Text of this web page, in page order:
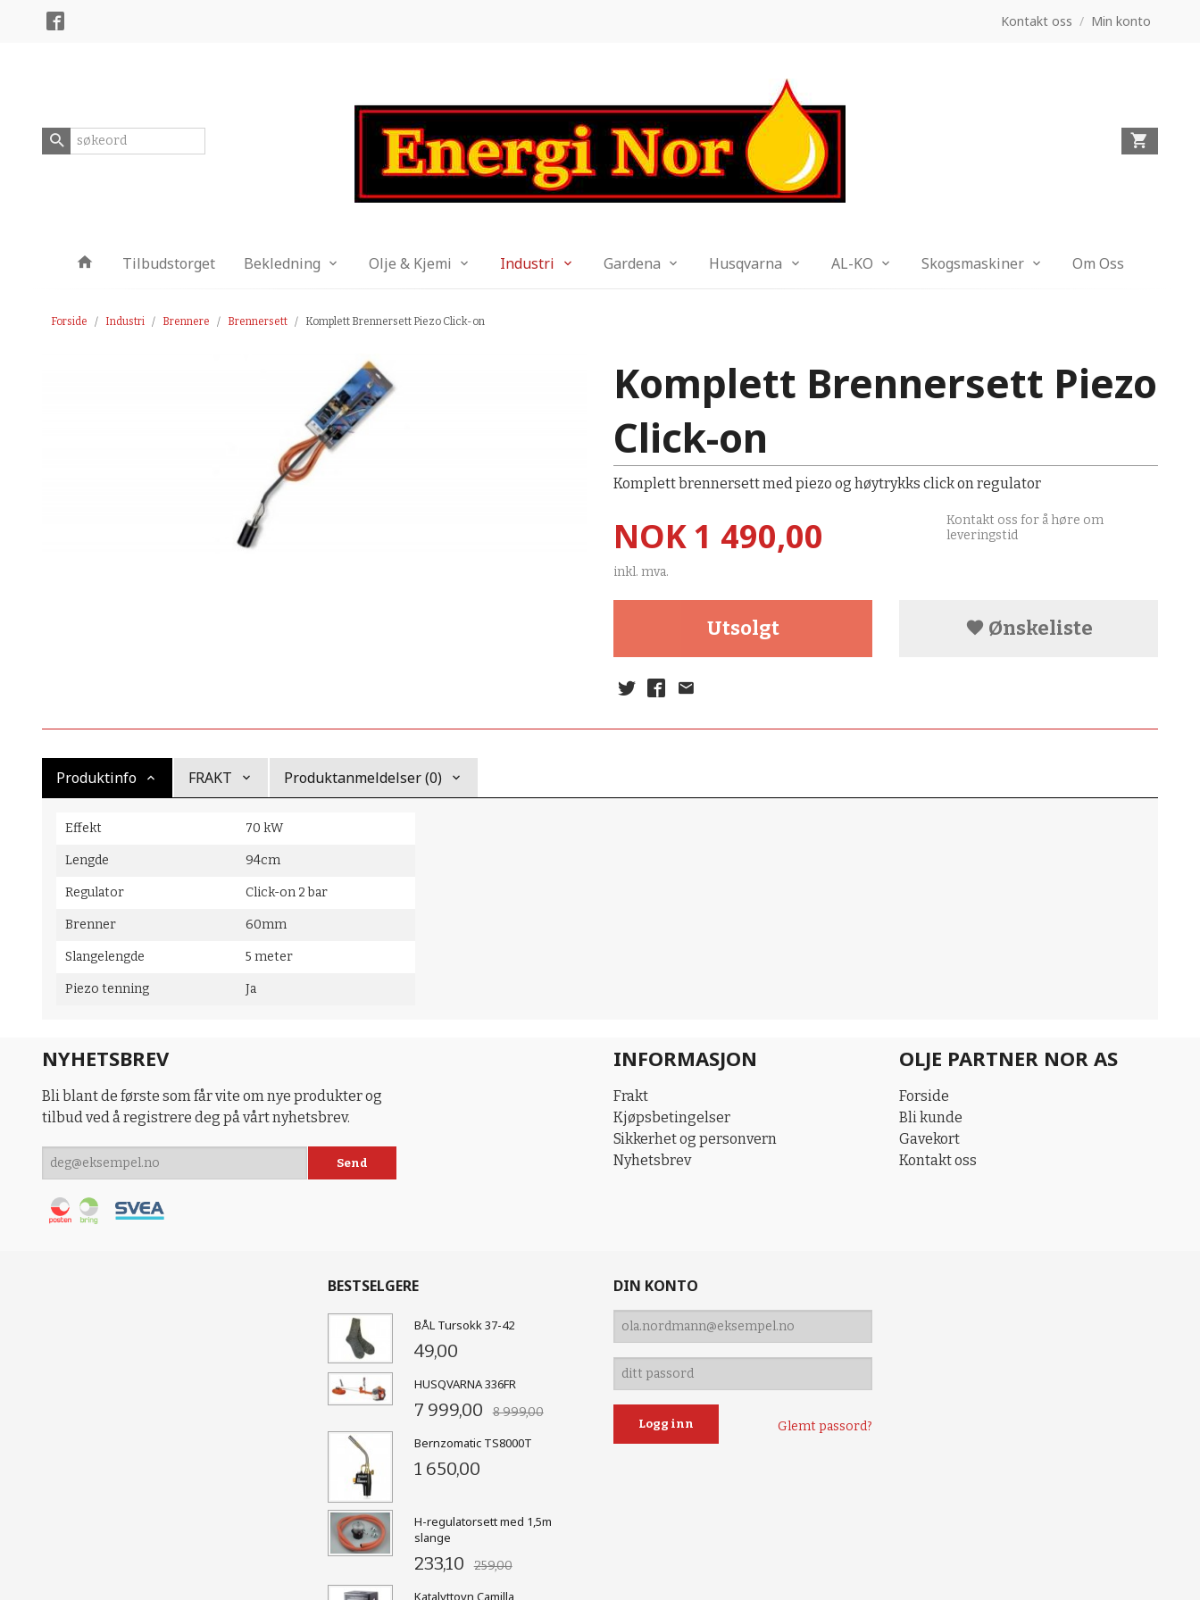
Kontakt oss / Min konto
ProdukterTilbudstorget Bekledning Olje & Kjemi Industri Gardena Husqvarna AL-KO Skogsmaskiner Om Oss
Forside Industri Brennere Brennersett Komplett Brennersett Piezo Click-on
Komplett Brennersett Piezo
Click-on
Komplett brennersett med piezo og høytrykks click on regulator
Pris
NOK1 490,00
inkl. mva.
Kontakt oss for å høre om
leveringstid
Utsolgt Ønskeliste
Produktinfo FRAKT Produktanmeldelser (0)
Effekt 70 kW
Lengde 94cm
Regulator Click-on 2 bar
Brenner 60mm
Slangelengde 5 meter
Piezo tenning Ja
NYHETSBREV
Bli blant de første som får vite om nye produkter og
tilbud ved å registrere deg på vårt nyhetsbrev.
INFORMASJON
Frakt
Kjøpsbetingelser
Sikkerhet og personvern
Nyhetsbrev
OLJE PARTNER NOR AS
Forside
Bli kunde
Gavekort
Kontakt oss
BESTSELGERE
BÅL Tursokk 37-42
49,00
HUSQVARNA 336FR
7 999,00 8 999,00
Bernzomatic TS8000T
1 650,00
H-regulatorsett med 1,5m
slange
233,10 259,00
DIN KONTO
Glemt passord?